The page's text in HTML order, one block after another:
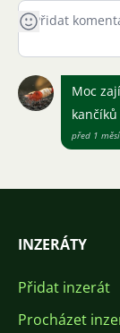
Moc
kančíků
před 1
INZERÁTY
Přidat inzerát
Procházet